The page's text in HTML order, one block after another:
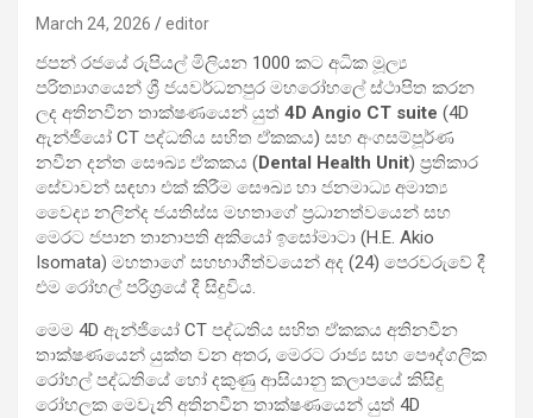
March 24, 2026 editor
ජපන් රජයේ රුපියල් මිලියන 1000 කට අධික මූල්‍ය
පරිත්‍යාගයෙන් ශ්‍රී ජයවර්ධනපුර මහරෝහලේ ස්ථාපිත කරන
ලද අතිනවීන තාක්ෂණයෙන් යුත් 4D Angio CT suite (4D
ඇන්ජියෝ CT පද්ධතිය සහිත ඒකකය) සහ අංගසම්පූර්ණ
නවීන දන්ත සෞඛ්‍ය ඒකකය (Dental Health Unit) ප්‍රතිකාර
සේවාවන් සඳහා එක් කිරීම සෞඛ්‍ය හා ජනමාධ්‍ය අමාත්‍ය
වෛද්‍ය නලින්ද ජයතිස්ස මහතාගේ ප්‍රධානත්වයෙන් සහ
මෙරට ජපාන තානාපති අකියෝ ඉසෝමාටා (H.E. Akio
Isomata) මහතාගේ සහභාගීත්වයෙන් අද (24) පෙරවරුවේ දී
එම රෝහල් පරිශ්‍රයේ දී සිදුවිය.
මෙම 4D ඇන්ජියෝ CT පද්ධතිය සහිත ඒකකය අතිනවීන
තාක්ෂණයෙන් යුක්ත වන අතර, මෙරට රාජ්‍ය සහ පෞද්ගලික
රෝහල් පද්ධතියේ හෝ දකුණු ආසියානු කලාපයේ කිසිඳු
රෝහලක මෙවැනි අතිනවීන තාක්ෂණයෙන් යුත් 4D